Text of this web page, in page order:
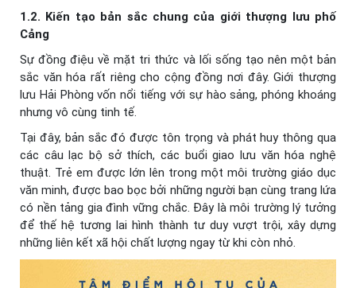
1.2. Kiến tạo bản sắc chung của giới thượng lưu phố
Cảng
Sự đồng điệu về mặt tri thức và lối sống tạo nên một bản
sắc văn hóa rất riêng cho cộng đồng nơi đây. Giới thượng
lưu Hải Phòng vốn nổi tiếng với sự hào sảng, phóng khoáng
nhưng vô cùng tinh tế.
Tại đây, bản sắc đó được tôn trọng và phát huy thông qua
các câu lạc bộ sở thích, các buổi giao lưu văn hóa nghệ
thuật. Trẻ em được lớn lên trong một môi trường giáo dục
văn minh, được bao bọc bởi những người bạn cùng trang lứa
có nền tảng gia đình vững chắc. Đây là môi trường lý tưởng
để thế hệ tương lai hình thành tư duy vượt trội, xây dựng
những liên kết xã hội chất lượng ngay từ khi còn nhỏ.